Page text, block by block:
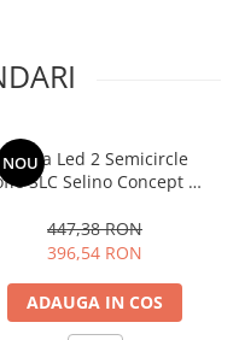
o amortizare rapida a
NOU
Lustra Led 2 Semicircle
SLC Selino Concept cu
reglabila si 3 tipuri de
lumina calda/rece/neutra
447,38 RON
396,54 RON
ADAUGA IN COS